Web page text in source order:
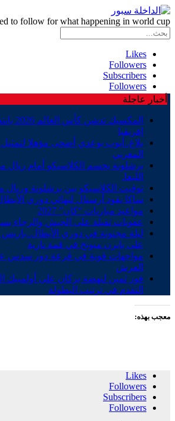
to follow for what happening in world cup
Likes
Followers
Subscribers
Followers
أخبار عاجلة
إفريقيا
بلاغ..أيوب بوعدي أضحى مؤهلا
المغربي
برشلونة يحسم الكلاسيكو أمام ريال
الليغا.
توقيت الكلاسيكو بين برشلونة وريال
ساكا يقود أرسنال لنهائي دوري
مواعيد مباريات “كان” 2027
عقوبات ثقيلة على الجيش والرجاء
ليلة مجنونة في دوري
على بايرن ميونخ في قمة نارية
مواجهات قوية في قرعة دور سدس
العرش
فوز ثمين لنهضة بركان على أولمبيك
التقدم في ترتيب البطولة
معجب بهذه:
Likes
Followers
Subscribers
Followers